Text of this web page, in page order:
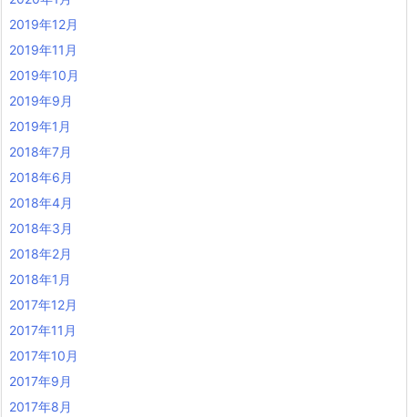
2019年12月
2019年11月
2019年10月
2019年9月
2019年1月
2018年7月
2018年6月
2018年4月
2018年3月
2018年2月
2018年1月
2017年12月
2017年11月
2017年10月
2017年9月
2017年8月